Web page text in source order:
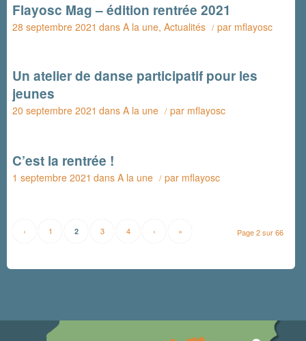
Flayosc Mag – édition rentrée 2021
28 septembre 2021 dansA la une,Actualités / par mflayosc
Un atelier de danse participatif pour les
jeunes
20 septembre 2021 dansA la une / par mflayosc
C’est la rentrée !
1 septembre 2021 dansA la une / par mflayosc
Page 2 sur 66
‹ 1 2 3 4 › »